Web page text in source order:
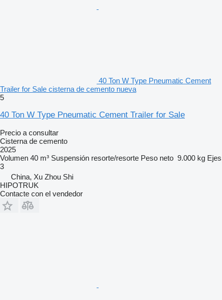
40 Ton W Type Pneumatic Cement
Trailer for Sale cisterna de cemento nueva
5
40 Ton W Type Pneumatic Cement Trailer for Sale
Precio a consultar
Cisterna de cemento
2025
Volumen 40 m³ Suspensión resorte/resorte Peso neto 9.000 kg Ejes
3
China, Xu Zhou Shi
HIPOTRUK
Contacte con el vendedor